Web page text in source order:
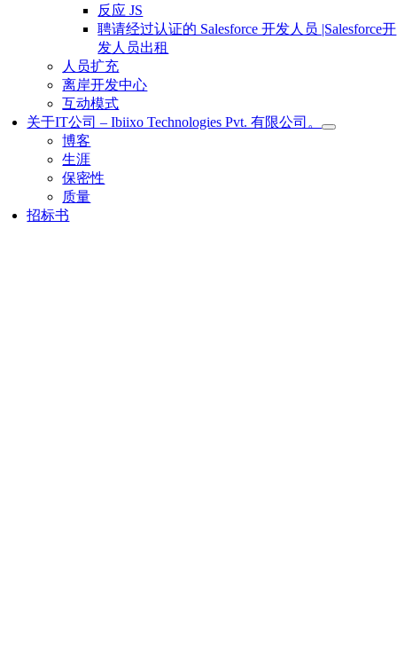
反应 JS
聘请经过认证的 Salesforce 开发人员 |Salesforce开
发人员出租
人员扩充
离岸开发中心
互动模式
关于IT公司 – Ibiixo Technologies Pvt. 有限公司。
博客
生涯
保密性
质量
招标书